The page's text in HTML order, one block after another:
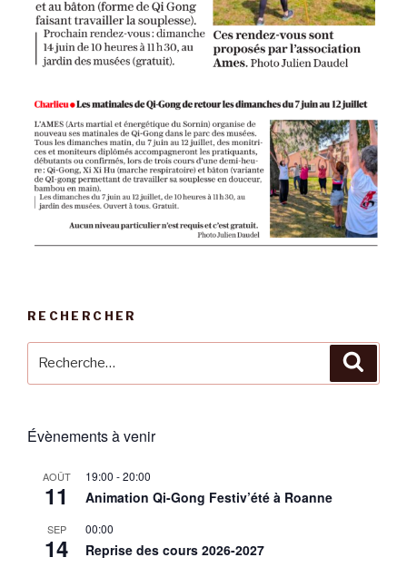
RECHERCHER
Évènements à venir
AOÛT
11
19:00 -20:00
Animation Qi-Gong Festiv’été à Roanne
SEP
14
00:00
Reprise des cours 2026-2027